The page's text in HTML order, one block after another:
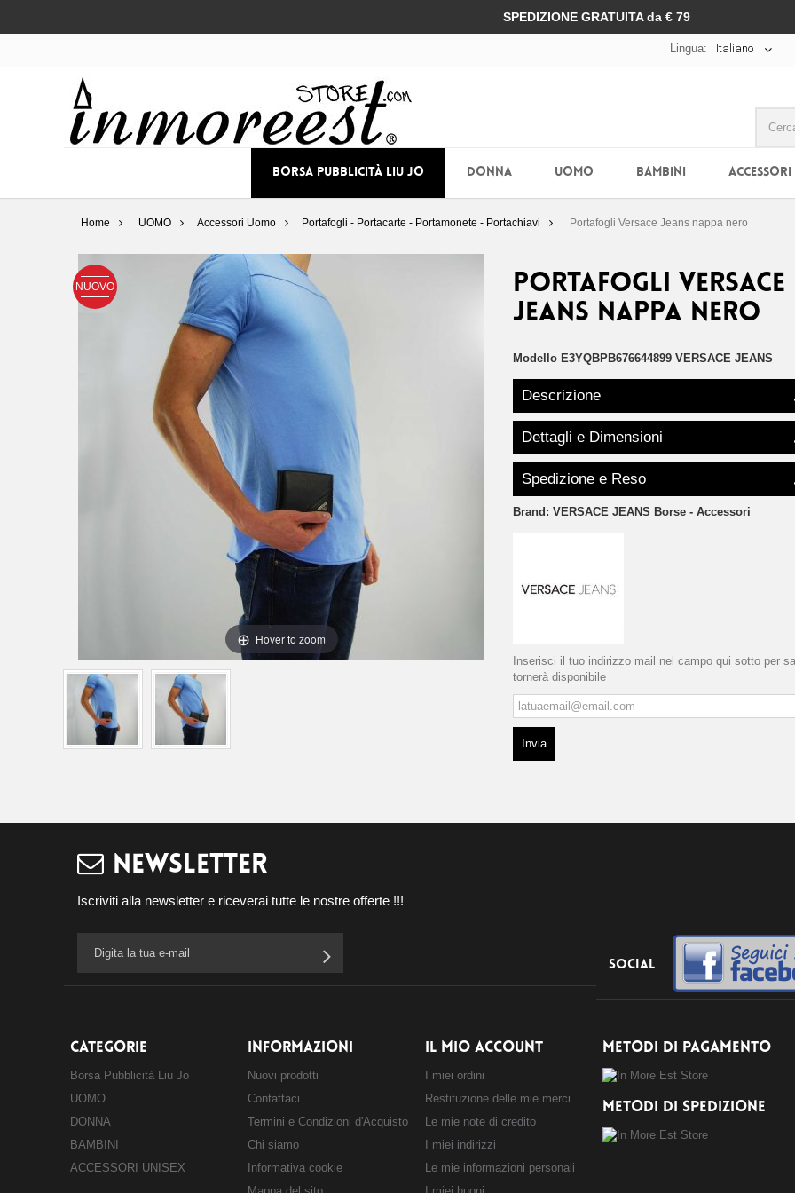
SPEDIZIONE GRATUITA da € 79
Lingua: Italiano
BORSA PUBBLICITÀ LIU JO DONNA UOMO BAMBINI
Home UOMO Accessori Uomo Portafogli - Portacarte - Portamonete - Portachiavi Portafogli Versace Jeans nappa nero
NUOVO
Hover to zoom
Portafogli Versace
Jeans nappa nero
Modello E3YQBPB676644899 VERSACE JEANS
Descrizione
Dettagli e Dimensioni
Spedizione e Reso
Brand: VERSACE JEANS Borse - Accessori
Inserisci il tuo indirizzo mail nel campo qui sotto per
tornerà disponibile
Invia
NEWSLETTER
Iscriviti alla newsletter e riceverai tutte le nostre offerte !!!
Social
CATEGORIE
Borsa Pubblicità Liu Jo
UOMO
DONNA
BAMBINI
ACCESSORI UNISEX
INFORMAZIONI
Nuovi prodotti
Contattaci
Termini e Condizioni d'Acquisto
Chi siamo
Informativa cookie
IL MIO ACCOUNT
I miei ordini
Restituzione delle mie merci
Le mie note di credito
I miei indirizzi
Le mie informazioni personali
METODI DI PAGAMENTO
METODI DI SPEDIZIONE